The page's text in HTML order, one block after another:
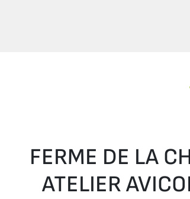
FERME DE LA
ATELIER